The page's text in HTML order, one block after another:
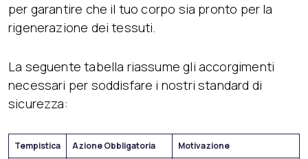
per garantire che il tuo corpo sia pronto per la
rigenerazione dei tessuti.
La seguente tabella riassume gli accorgimenti
necessari per soddisfare i nostri standard di
sicurezza:
Tempistica Azione Obbligatoria Motivazione